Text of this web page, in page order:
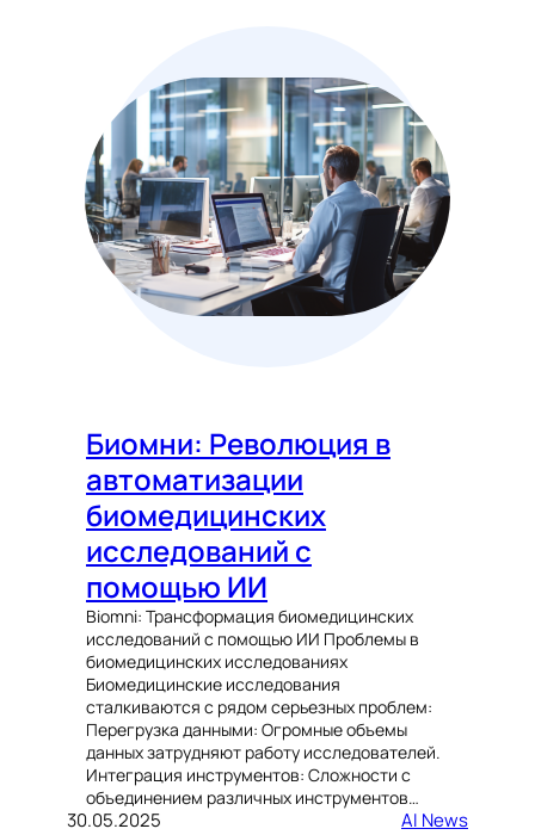
Биомни: Революция в
автоматизации
биомедицинских
исследований с
помощью ИИ
Biomni: Трансформация биомедицинских
исследований с помощью ИИ Проблемы в
биомедицинских исследованиях
Биомедицинские исследования
сталкиваются с рядом серьезных проблем:
Перегрузка данными: Огромные объемы
данных затрудняют работу исследователей.
Интеграция инструментов: Сложности с
объединением различных инструментов…
30.05.2025 AI News